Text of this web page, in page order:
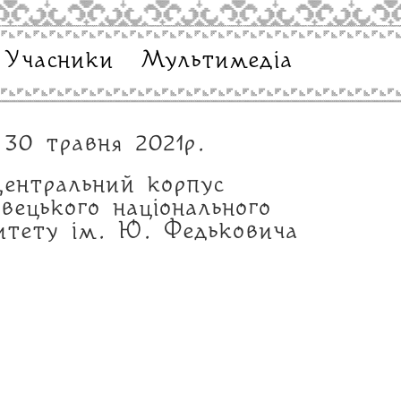
Учасники Мультимедіа
30 травня 2021р.
корпус
національного
ім. Ю. Федьковича